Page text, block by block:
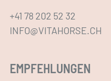
+41 78 202 52 32
INFO@VITAHORSE.CH
EMPFEHLUNGEN